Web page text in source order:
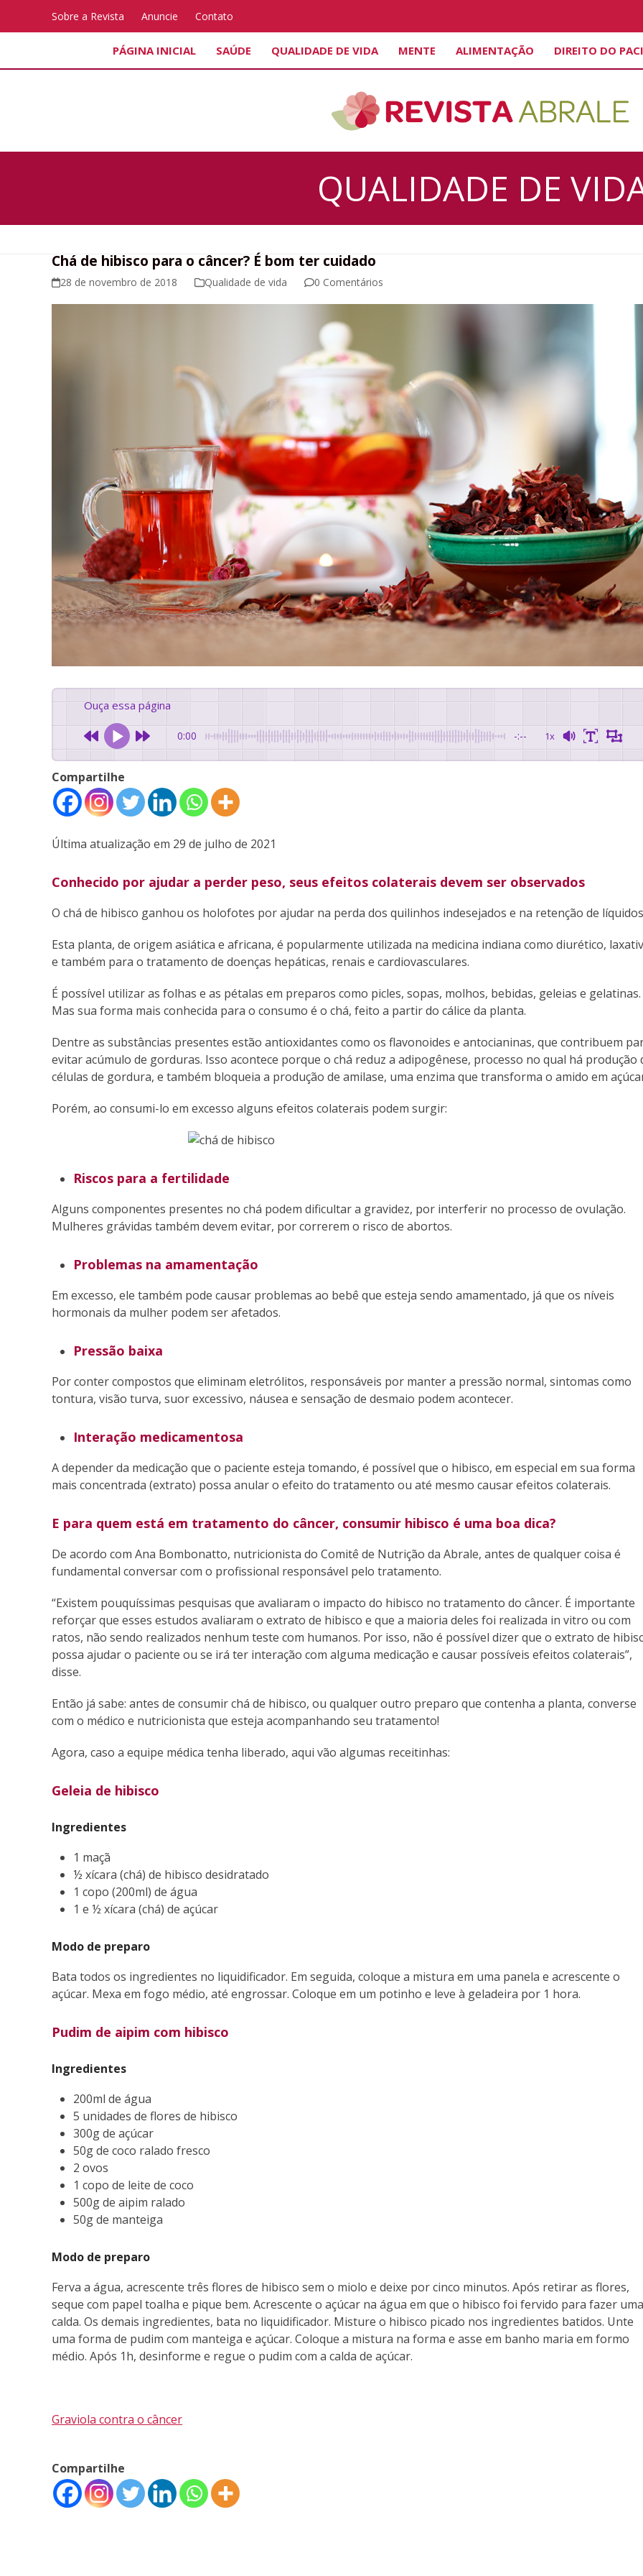
Sobre a Revista Anuncie Contato
PÁGINA INICIAL SAÚDE QUALIDADE DE VIDA MENTE ALIMENTAÇÃO DIREITO DO
QUALIDADE DE
Chá de hibisco para o câncer? É bom ter cuidado
28 de novembro de 2018 Qualidade de vida 0 Comentários
Ouça essa página
0:00 -:-- 1x
Compartilhe
Última atualização em 29 de julho de 2021
Conhecido por ajudar a perder peso, seus efeitos colaterais devem ser observados
O chá de hibisco ganhou os holofotes por ajudar na perda dos quilinhos indesejados e na retenção de
Esta planta, de origem asiática e africana, é popularmente utilizada na medicina indiana como diurético,
e também para o tratamento de doenças hepáticas, renais e cardiovasculares.
É possível utilizar as folhas e as pétalas em preparos como picles, sopas, molhos, bebidas, geleias e gelatinas.
Mas sua forma mais conhecida para o consumo é o chá, feito a partir do cálice da planta.
Dentre as substâncias presentes estão antioxidantes como os flavonoides e antocianinas, que contribuem
evitar acúmulo de gorduras. Isso acontece porque o chá reduz a adipogênese, processo no qual há produção
células de gordura, e também bloqueia a produção de amilase, uma enzima que transforma o amido em
Porém, ao consumi-lo em excesso alguns efeitos colaterais podem surgir:
Riscos para a fertilidade
Alguns componentes presentes no chá podem dificultar a gravidez, por interferir no processo de ovulação.
Mulheres grávidas também devem evitar, por correrem o risco de abortos.
Problemas na amamentação
Em excesso, ele também pode causar problemas ao bebê que esteja sendo amamentado, já que os níveis
hormonais da mulher podem ser afetados.
Pressão baixa
Por conter compostos que eliminam eletrólitos, responsáveis por manter a pressão normal, sintomas como
tontura, visão turva, suor excessivo, náusea e sensação de desmaio podem acontecer.
Interação medicamentosa
A depender da medicação que o paciente esteja tomando, é possível que o hibisco, em especial em sua forma
mais concentrada (extrato) possa anular o efeito do tratamento ou até mesmo causar efeitos colaterais.
E para quem está em tratamento do câncer, consumir hibisco é uma boa dica?
De acordo com Ana Bombonatto, nutricionista do Comitê de Nutrição da Abrale, antes de qualquer coisa é
fundamental conversar com o profissional responsável pelo tratamento.
“Existem pouquíssimas pesquisas que avaliaram o impacto do hibisco no tratamento do câncer. É importante
reforçar que esses estudos avaliaram o extrato de hibisco e que a maioria deles foi realizada in vitro ou com
ratos, não sendo realizados nenhum teste com humanos. Por isso, não é possível dizer que o extrato de
possa ajudar o paciente ou se irá ter interação com alguma medicação e causar possíveis efeitos colaterais”,
disse.
Então já sabe: antes de consumir chá de hibisco, ou qualquer outro preparo que contenha a planta, converse
com o médico e nutricionista que esteja acompanhando seu tratamento!
Agora, caso a equipe médica tenha liberado, aqui vão algumas receitinhas:
Geleia de hibisco
Ingredientes
1 maçã
½ xícara (chá) de hibisco desidratado
1 copo (200ml) de água
1 e ½ xícara (chá) de açúcar
Modo de preparo
Bata todos os ingredientes no liquidificador. Em seguida, coloque a mistura em uma panela e acrescente o
açúcar. Mexa em fogo médio, até engrossar. Coloque em um potinho e leve à geladeira por 1 hora.
Pudim de aipim com hibisco
Ingredientes
200ml de água
5 unidades de flores de hibisco
300g de açúcar
50g de coco ralado fresco
2 ovos
1 copo de leite de coco
500g de aipim ralado
50g de manteiga
Modo de preparo
Ferva a água, acrescente três flores de hibisco sem o miolo e deixe por cinco minutos. Após retirar as flores,
seque com papel toalha e pique bem. Acrescente o açúcar na água em que o hibisco foi fervido para fazer uma
calda. Os demais ingredientes, bata no liquidificador. Misture o hibisco picado nos ingredientes batidos. Unte
uma forma de pudim com manteiga e açúcar. Coloque a mistura na forma e asse em banho maria em formo
médio. Após 1h, desinforme e regue o pudim com a calda de açúcar.
Graviola contra o câncer
Compartilhe